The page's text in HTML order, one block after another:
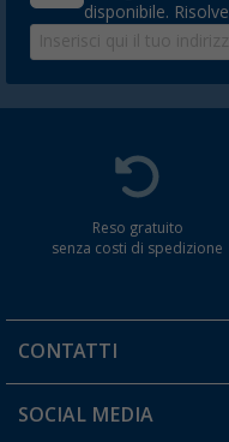
disponibile.
Reso gratuito
senza costi di spedizione
CONTATTI
Orari di apertura del servizio:
SOCIAL MEDIA